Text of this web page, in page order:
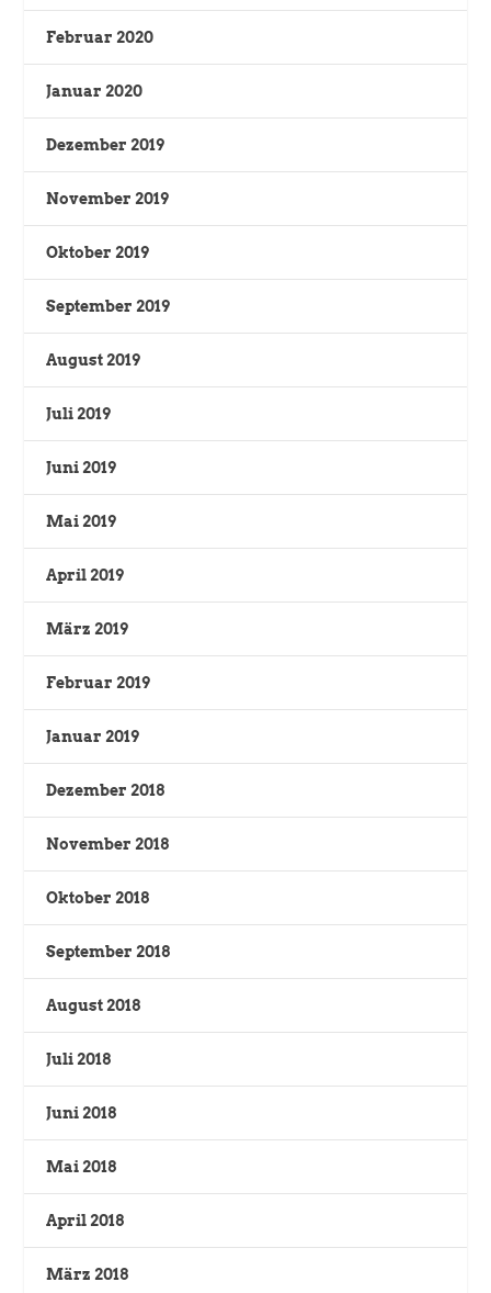
Februar 2020
Januar 2020
Dezember 2019
November 2019
Oktober 2019
September 2019
August 2019
Juli 2019
Juni 2019
Mai 2019
April 2019
März 2019
Februar 2019
Januar 2019
Dezember 2018
November 2018
Oktober 2018
September 2018
August 2018
Juli 2018
Juni 2018
Mai 2018
April 2018
März 2018